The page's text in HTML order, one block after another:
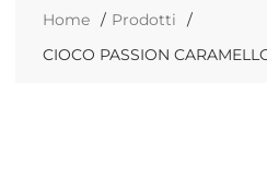
Home
Prodotti
CIOCO PASSION